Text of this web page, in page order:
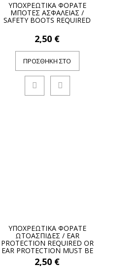
ΥΠΟΧΡΕΩΤΙΚΑ ΦΟΡΑΤΕ
ΜΠΟΤΕΣ ΑΣΦΑΛΕΙΑΣ /
SAFETY BOOTS REQUIRED
2,50 €
ΠΡΟΣΘΉΚΗ ΣΤΟ
ΥΠΟΧΡΕΩΤΙΚΑ ΦΟΡΑΤΕ
ΩΤΟΑΣΠΙΔΕΣ / EAR
PROTECTION REQUIRED OR
EAR PROTECTION MUST BE
WORN
2,50 €